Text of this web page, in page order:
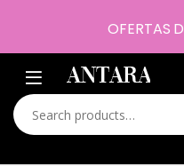
Search for:
OFERTAS